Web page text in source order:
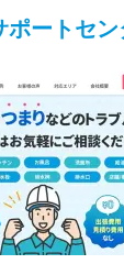
ポートセン